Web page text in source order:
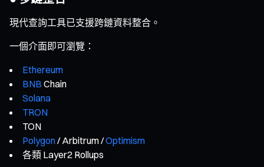
現代查詢工具已支援跨鏈資料整合。
一個介面即可瀏覽：
Ethereum
BNB Chain
Solana
TRON
TON
Polygon/ Arbitrum /Optimism
各類 Layer2 Rollups